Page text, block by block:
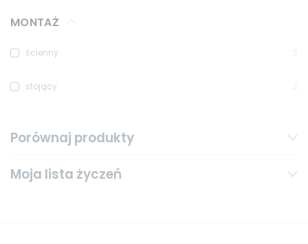
MONTAŻ
ścienny
stojący
Porównaj produkty
Moja lista życzeń